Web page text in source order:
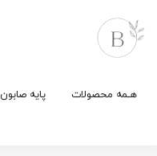
هـمه محصولات پایه صابون